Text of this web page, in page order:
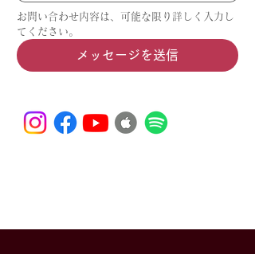
お問い合わせ内容は、可能な限り詳しく入力し
てください。
メッセージを送信